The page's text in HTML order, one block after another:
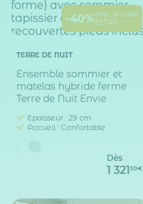
-40%avec le code
ZEN40
TERRE DE NUIT
Ensemble sommier et
matelas hybride ferme
Terre de Nuit Envie
Epaisseur : 29 cm
Accueil : Confortable
Dès
1 32159€